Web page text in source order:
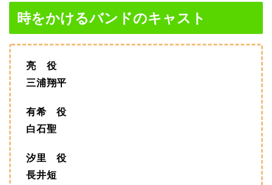
時をかけるバンドのキャスト
亮 役
三浦翔平
有希 役
白石聖
汐里 役
長井短